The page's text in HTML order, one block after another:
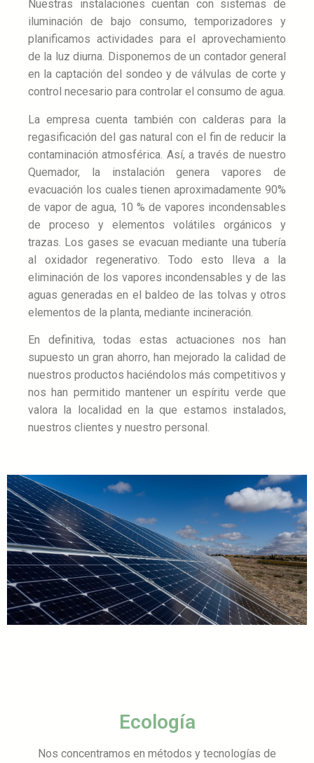
Nuestras instalaciones cuentan con sistemas de
iluminación de bajo consumo, temporizadores y
planificamos actividades para el aprovechamiento
de la luz diurna. Disponemos de un contador general
en la captación del sondeo y de válvulas de corte y
control necesario para controlar el consumo de agua.
La empresa cuenta también con calderas para la
regasificación del gas natural con el fin de reducir la
contaminación atmosférica. Así, a través de nuestro
Quemador, la instalación genera vapores de
evacuación los cuales tienen aproximadamente 90%
de vapor de agua, 10 % de vapores incondensables
de proceso y elementos volátiles orgánicos y
trazas. Los gases se evacuan mediante una tubería
al oxidador regenerativo. Todo esto lleva a la
eliminación de los vapores incondensables y de las
aguas generadas en el baldeo de las tolvas y otros
elementos de la planta, mediante incineración.
En definitiva, todas estas actuaciones nos han
supuesto un gran ahorro, han mejorado la calidad de
nuestros productos haciéndolos más competitivos y
nos han permitido mantener un espíritu verde que
valora la localidad en la que estamos instalados,
nuestros clientes y nuestro personal.
Ecología
Nos concentramos en métodos y tecnologías de